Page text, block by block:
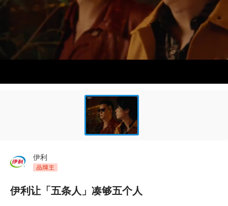
Video
伊利
伊利让「五条人」凑够五个人